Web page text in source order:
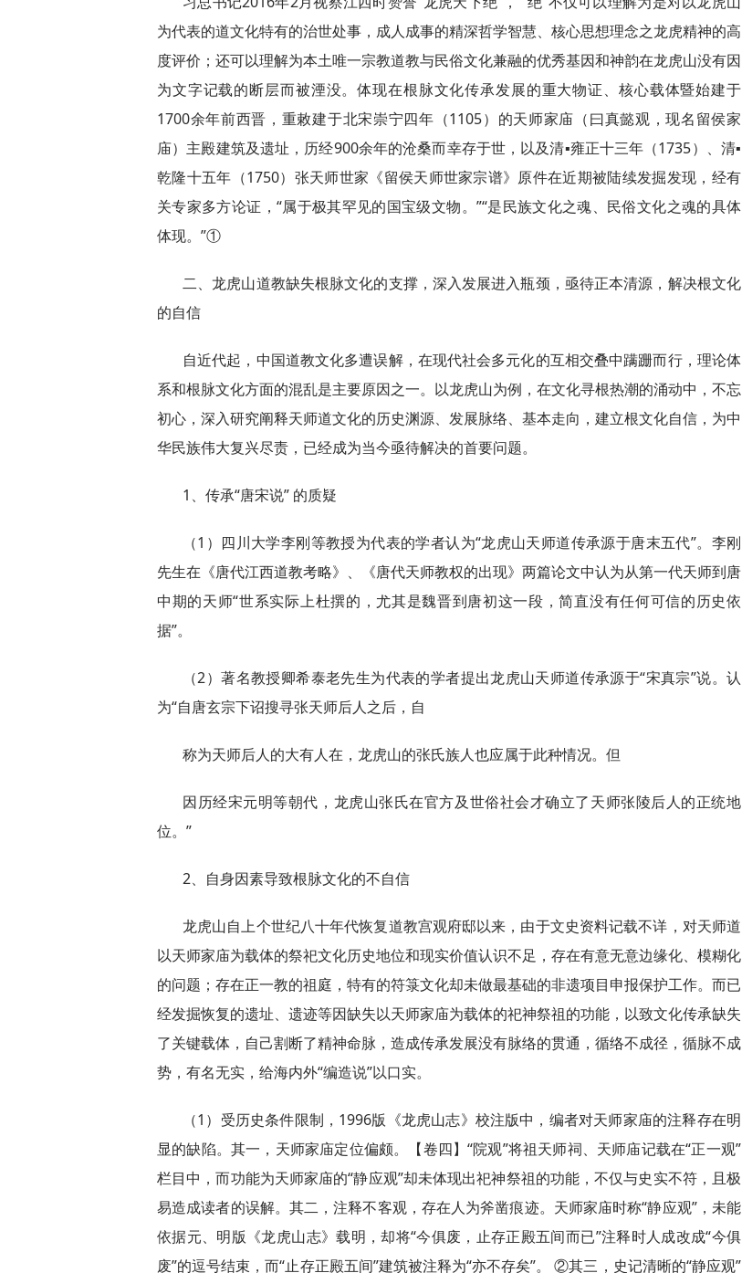
为代表的道文化特有的治世处事，成人成事的精深哲学智慧、核心思想理念之龙虎精神的高
度评价；还可以理解为本土唯一宗教道教与民俗文化兼融的优秀基因和神韵在龙虎山没有因
为文字记载的断层而被湮没。体现在根脉文化传承发展的重大物证、核心载体暨始建于
1700余年前西晋，重敕建于北宋崇宁四年（1105）的天师家庙（曰真懿观，现名留侯家
庙）主殿建筑及遗址，历经900余年的沧桑而幸存于世，以及清▪雍正十三年（1735）、清▪
乾隆十五年（1750）张天师世家《留侯天师世家宗谱》原件在近期被陆续发掘发现，经有
关专家多方论证，“属于极其罕见的国宝级文物。”“是民族文化之魂、民俗文化之魂的具体
体现。”①
二、龙虎山道教缺失根脉文化的支撑，深入发展进入瓶颈，亟待正本清源，解决根文化
的自信
自近代起，中国道教文化多遭误解，在现代社会多元化的互相交叠中蹒跚而行，理论体
系和根脉文化方面的混乱是主要原因之一。以龙虎山为例，在文化寻根热潮的涌动中，不忘
初心，深入研究阐释天师道文化的历史渊源、发展脉络、基本走向，建立根文化自信，为中
华民族伟大复兴尽责，已经成为当今亟待解决的首要问题。
1、传承“唐宋说” 的质疑
（1）四川大学李刚等教授为代表的学者认为“龙虎山天师道传承源于唐末五代”。李刚
先生在《唐代江西道教考略》、《唐代天师教权的出现》两篇论文中认为从第一代天师到唐
中期的天师“世系实际上杜撰的，尤其是魏晋到唐初这一段，简直没有任何可信的历史依
据”。
（2）著名教授卿希泰老先生为代表的学者提出龙虎山天师道传承源于“宋真宗”说。认
为“自唐玄宗下诏搜寻张天师后人之后，自
称为天师后人的大有人在，龙虎山的张氏族人也应属于此种情况。但
因历经宋元明等朝代，龙虎山张氏在官方及世俗社会才确立了天师张陵后人的正统地
位。”
2、自身因素导致根脉文化的不自信
龙虎山自上个世纪八十年代恢复道教宫观府邸以来，由于文史资料记载不详，对天师道
以天师家庙为载体的祭祀文化历史地位和现实价值认识不足，存在有意无意边缘化、模糊化
的问题；存在正一教的祖庭，特有的符箓文化却未做最基础的非遗项目申报保护工作。而已
经发掘恢复的遗址、遗迹等因缺失以天师家庙为载体的祀神祭祖的功能，以致文化传承缺失
了关键载体，自己割断了精神命脉，造成传承发展没有脉络的贯通，循络不成径，循脉不成
势，有名无实，给海内外“编造说”以口实。
（1）受历史条件限制，1996版《龙虎山志》校注版中，编者对天师家庙的注释存在明
显的缺陷。其一，天师家庙定位偏颇。【卷四】“院观”将祖天师祠、天师庙记载在“正一观”
栏目中，而功能为天师家庙的“静应观”却未体现出祀神祭祖的功能，不仅与史实不符，且极
易造成读者的误解。其二，注释不客观，存在人为斧凿痕迹。天师家庙时称“静应观”，未能
依据元、明版《龙虎山志》载明，却将“今俱废，止存正殿五间而已”注释时人成改成“今俱
废”的逗号结束，而“止存正殿五间”建筑被注释为“亦不存矣”。 ②其三，史记清晰的“静应观”